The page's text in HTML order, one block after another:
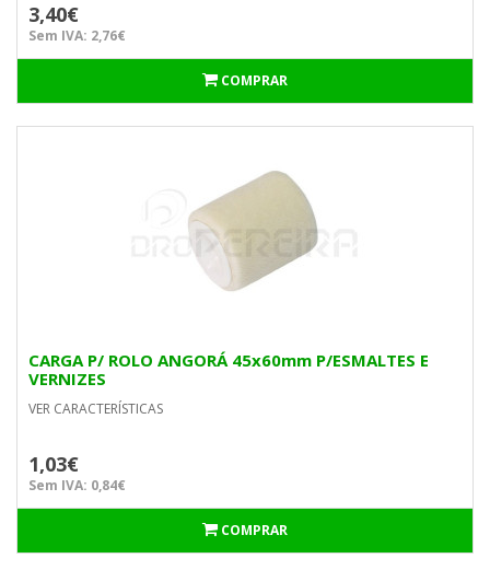
3,40€
Sem IVA: 2,76€
COMPRAR
CARGA P/ ROLO ANGORÁ 45x60mm P/ESMALTES E
VERNIZES
VER CARACTERÍSTICAS
1,03€
Sem IVA: 0,84€
COMPRAR